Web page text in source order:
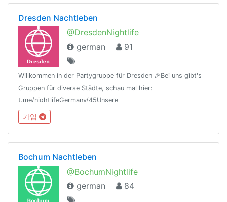
Dresden Nachtleben
@DresdenNightlife
german
91
Willkommen in der Partygruppe für Dresden 🎉Bei uns gibt's
Gruppen für diverse Städte, schau mal hier:
t.me/nightlifeGermany/45Unsere
Regeln:t.me/nightlifeGermany/44Offtopic
Gruppe:https://t.me/NightlifeGermanySandbox
가입
Bochum Nachtleben
@BochumNightlife
german
84